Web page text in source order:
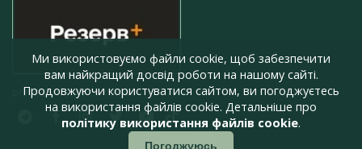
press@armyinform.com.ua
Ми використовуємо файли cookie, щоб забезпечити
вам найкращий досвід роботи на нашому сайті.
Продовжуючи користуватися сайтом, ви погоджуєтесь
на використання файлів cookie. Детальніше про
політику використання файлів cookie.
Погоджуюсь